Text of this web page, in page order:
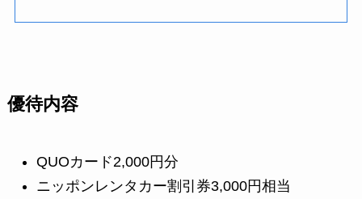
優待内容
QUOカード2,000円分
ニッポンレンタカー割引券3,000円相当